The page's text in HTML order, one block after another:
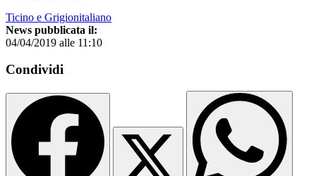
Ticino e Grigionitaliano
News pubblicata il:
04/04/2019 alle 11:10
Condividi